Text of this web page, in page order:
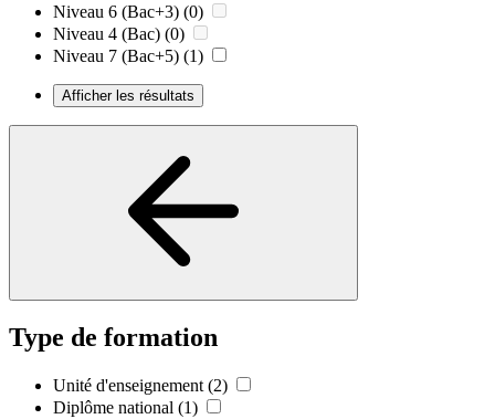
Niveau 6 (Bac+3) (0)
Niveau 4 (Bac) (0)
Niveau 7 (Bac+5) (1)
Afficher les résultats
Type de formation
Unité d'enseignement (2)
Diplôme national (1)